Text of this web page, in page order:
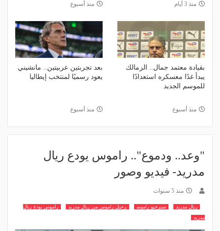
منذ 3 أيام منذ أسبوع
بقيادة معتمد جمال.. الزمالك
يبدأ غدًا معسكره استعدادًا
للموسم الجديد
منذ أسبوع
بعد تجربتين عربيتين.. مانشيني
يعود رسميًا لمنتخب إيطاليا
منذ أسبوع
"وعد.. ودموع".. راموس يودع ريال
مدريد- فيديو وصور
منذ 5 سنوات
ريال مدريد سيرجيو راموس رحيل راموس من ريال مدريد
راموس يودع ريال
مدريد